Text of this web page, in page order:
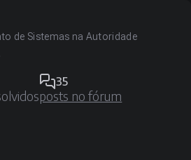
de Sistemas na Autoridade
35
posts no fórum